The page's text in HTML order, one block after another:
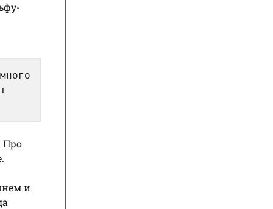
Про
и